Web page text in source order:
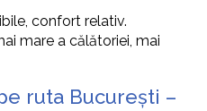
confort relativ.
mare a călătoriei, mai
ruta București –